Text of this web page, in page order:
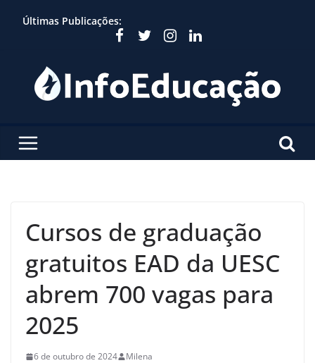
Últimas Publicações:
Cursos de graduação
gratuitos EAD da UESC
abrem 700 vagas para
2025
6 de outubro de 2024 Milena